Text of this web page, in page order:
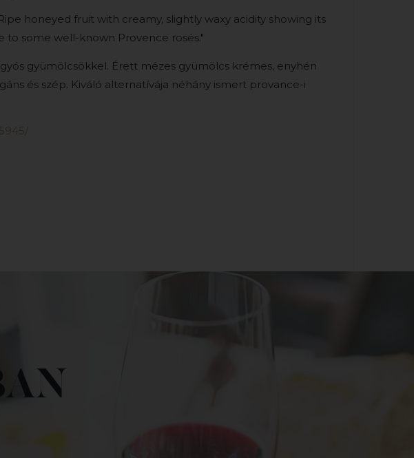
honeyed fruit with creamy, slightly waxy acidity showing its
to some well-known Provence rosés."
gyümölcsökkel. Érett mézes gyümölcs krémes, enyhén
és szép. Kiváló alternatívája néhány ismert provance-i